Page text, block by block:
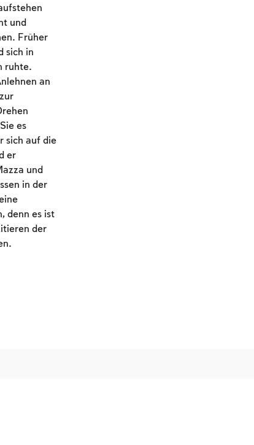
und
Früher
sich in
ruhte.
an
es
sich auf die
er
und
in der
denn es ist
der